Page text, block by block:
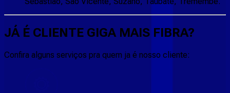
JÁ É CLIENTE GIGA MAIS FIBRA?
Confira alguns serviços pra quem ja é nosso cliente: